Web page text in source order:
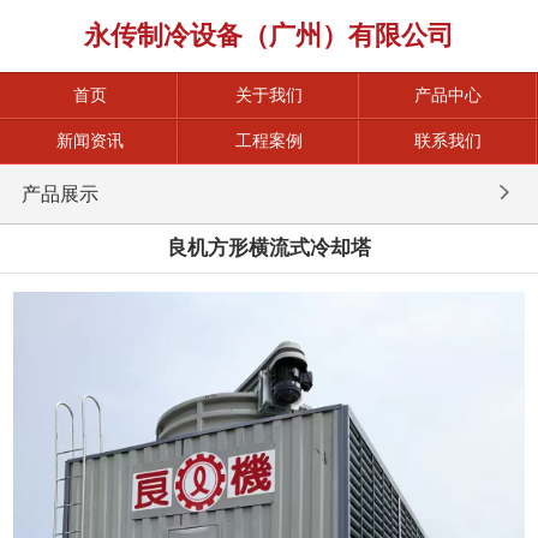
永传制冷设备（广州）有限公司
首页 关于我们 产品中心
新闻资讯 工程案例 联系我们
产品展示
良机方形横流式冷却塔